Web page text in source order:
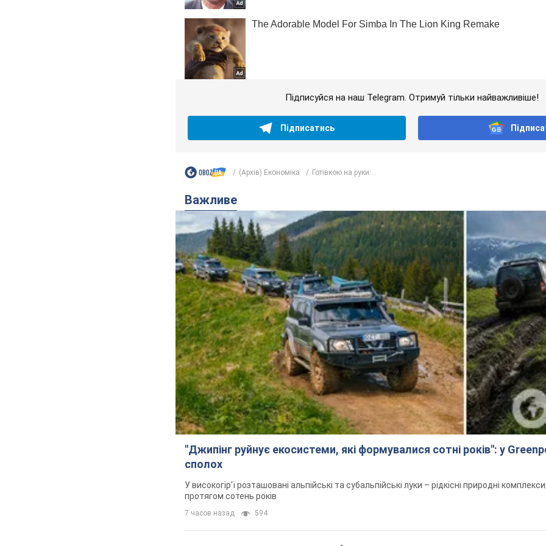
Підписуйся на наш Telegram. Отримуй тільки найважливіше!
Підписатись
(Архів) Економіка Готівкою на руки:...
Важливе
"Джипінг руйнує екосистеми, які формувалися сотні років": у
сполох
У високогір'ї розташовані альпійські та субальпійські луки – рідкісні природні
протягом сотень років
7 часов назад 594